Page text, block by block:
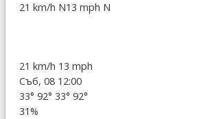
21 km/h N13 mph N
21 km/h 13 mph
Съб, 08 12:00
33° 92° 33° 92°
31%